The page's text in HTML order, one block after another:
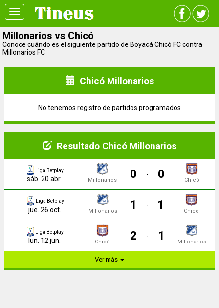
Toggle
navigation
Millonarios vs Chicó
Conoce cuándo es el siguiente partido de Boyacá Chicó FC contra
Millonarios FC
Chicó Millonarios
No tenemos registro de partidos programados
Resultado Chicó Millonarios
Liga Betplay
sáb. 20 abr. Millonarios 0 - 0 Chicó
Liga Betplay
jue. 26 oct. Millonarios 1 - 1 Chicó
Liga Betplay
lun. 12 jun. Chicó 2 - 1 Millonarios
Ver más